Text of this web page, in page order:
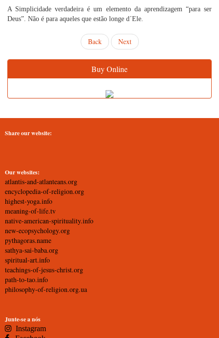
A Simplicidade verdadeira é um elemento da aprendizagem “para ser
Deus”. Não é para aqueles que estão longe d´Ele.
Back Next
Buy Online
Share our website:
Our websites:
atlantis-and-atlanteans.org
encyclopedia-of-religion.org
highest-yoga.info
meaning-of-life.tv
native-american-spirituality.info
new-ecopsychology.org
pythagoras.name
sathya-sai-baba.org
spiritual-art.info
teachings-of-jesus-christ.org
path-to-tao.info
philosophy-of-religion.org.ua
Junte-se a nós
Instagram